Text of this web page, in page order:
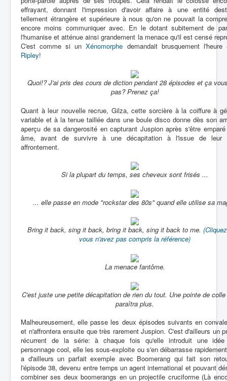
effrayant, donnant l'impression d'avoir affaire à une entité
tellement étrangère et supérieure à nous qu'on ne pouvait la
encore moins communiquer avec. En le dotant subitement de
l'humanise et atténue ainsi grandement la menace qu'il est censé
C'est comme si unXénomorphe demandait brusquement
Ripley!
Quoi!? J'ai pris des cours de diction pendant 28 épisodes et ça
pas? Prenez ça!
Quant à leur nouvelle recrue, Gilza, cette sorcière à la coiffure à
variable et à la tenue taillée dans une boule disco donne dès son
aperçu de sa dangerosité en capturant Juspion après s'être
âme, avant de survivre à une décapitation à l'issue de leur
affrontement.
Si la plupart du temps, ses cheveux sont frisés ...
... elle passe en mode "rockstar des 80s" quand elle utilise sa
Bring it back, sing it back, bring it back, sing it back to me.
vous n'avez pas compris la référence)
La menace fantôme.
C'est juste une petite décapitation de rien du tout. Une pointe de
paraîtra plus.
Malheureusement, elle passe les deux épisodes suivants en
et n'affrontera ensuite que très rarement Juspion. C'est d'ailleurs un
récurrent de la série: à chaque fois qu'elle introduit une
personnage cool, elle les sous-exploite ou s'en débarrasse
a d'ailleurs un parfait exemple avec Boomerang qui fait son
l'épisode 38, devenu entre temps un agent international et pouvant
combiner ses deux boomerangs en un projectile cruciforme (Là